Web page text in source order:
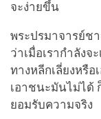
จะง่ายขึ้น
พระปรมาจารย์ช
ว่าเมื่อเรากำลัง
ทางหลีกเลี่ยงหรือ
เอาชนะมันไม่ได้
ยอมรับความจริง